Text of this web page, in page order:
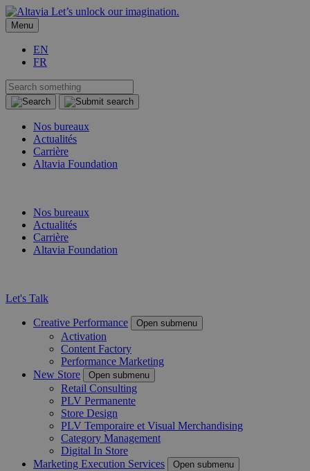
Let’s unlock our imagination.
Menu
EN
FR
Nos bureaux
Actualités
Carrière
Altavia Foundation
Nos bureaux
Actualités
Carrière
Altavia Foundation
Let's Talk
Creative Performance Open submenu
Activation
Content Factory
Performance Marketing
New Store
Open submenu
Retail Consulting
PLV Permanente
Store Design
PLV Temporaire et Visual Merchandising
Category Management
Digital In Store
Marketing Execution Services
Open submenu